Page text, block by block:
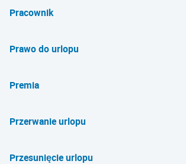
Pracownik
Prawo do urlopu
Premia
Przerwanie urlopu
Przesunięcie urlopu